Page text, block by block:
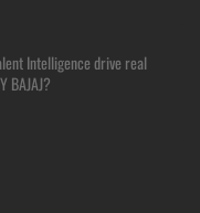
Intelligence drive real
BAJAJ?